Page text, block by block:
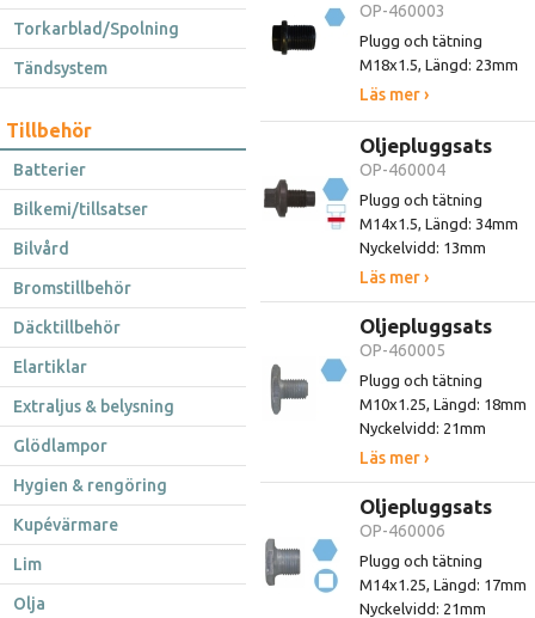
Torkarblad/Spolning
Tändsystem
Tillbehör
Batterier
Bilkemi/tillsatser
Bilvård
Bromstillbehör
Däcktillbehör
Elartiklar
Extraljus & belysning
Glödlampor
Hygien & rengöring
Kupévärmare
Lim
Olja
OP-460003
Plugg och tätning
M18x1.5, Längd: 23mm
Läs mer ›
Oljepluggsats
OP-460004
Plugg och tätning
M14x1.5, Längd: 34mm
Nyckelvidd: 13mm
Läs mer ›
Oljepluggsats
OP-460005
Plugg och tätning
M10x1.25, Längd: 18mm
Nyckelvidd: 21mm
Läs mer ›
Oljepluggsats
OP-460006
Plugg och tätning
M14x1.25, Längd: 17mm
Nyckelvidd: 21mm